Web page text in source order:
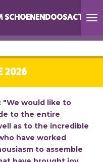
SCHOENENDOOSACTIE
2026
"We would like to
to the entire
as to the incredible
have worked
to assemble